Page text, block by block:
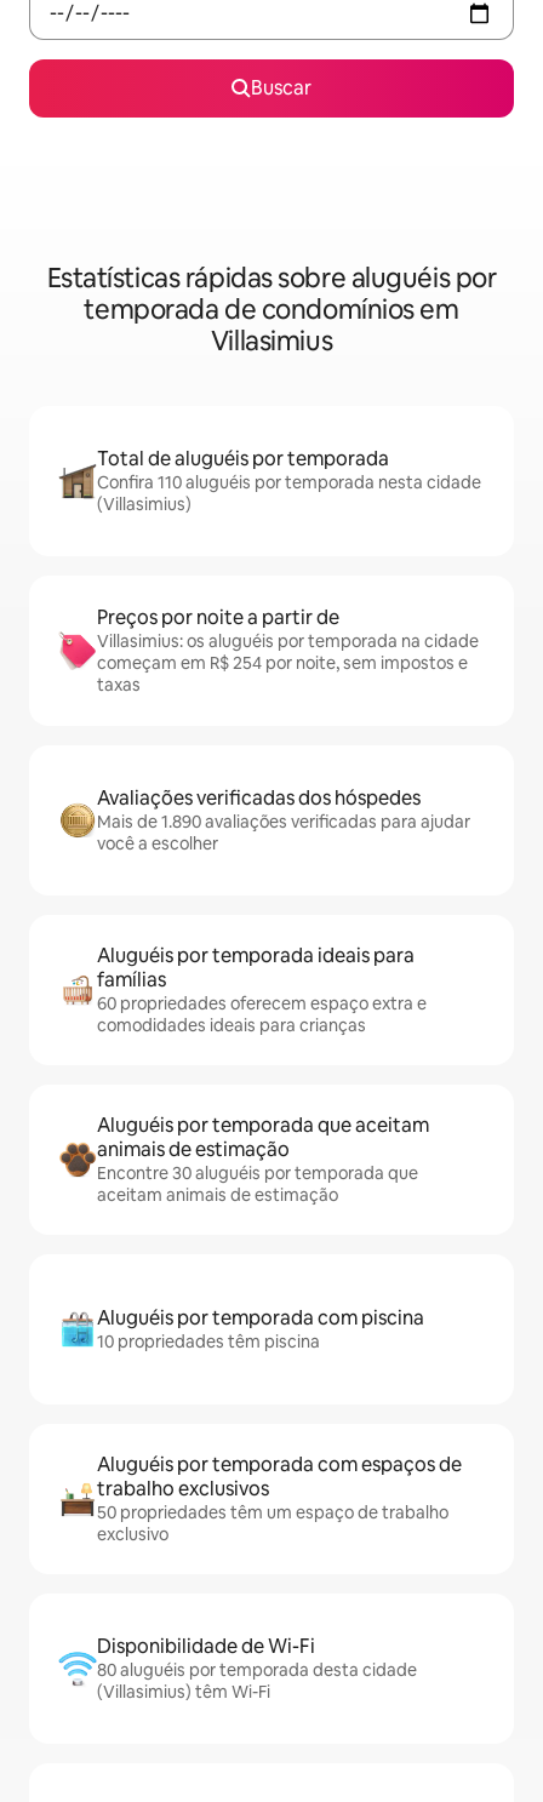
Buscar
Estatísticas rápidas sobre aluguéis por
temporada de condomínios em
Villasimius
Total de aluguéis por temporada
Confira 110 aluguéis por temporada nesta cidade
(Villasimius)
Preços por noite a partir de
Villasimius: os aluguéis por temporada na cidade
começam em R$ 254 por noite, sem impostos e
taxas
Avaliações verificadas dos hóspedes
Mais de 1.890 avaliações verificadas para ajudar
você a escolher
Aluguéis por temporada ideais para
famílias
60 propriedades oferecem espaço extra e
comodidades ideais para crianças
Aluguéis por temporada que aceitam
animais de estimação
Encontre 30 aluguéis por temporada que
aceitam animais de estimação
Aluguéis por temporada com piscina
10 propriedades têm piscina
Aluguéis por temporada com espaços de
trabalho exclusivos
50 propriedades têm um espaço de trabalho
exclusivo
Disponibilidade de Wi-Fi
80 aluguéis por temporada desta cidade
(Villasimius) têm Wi-Fi